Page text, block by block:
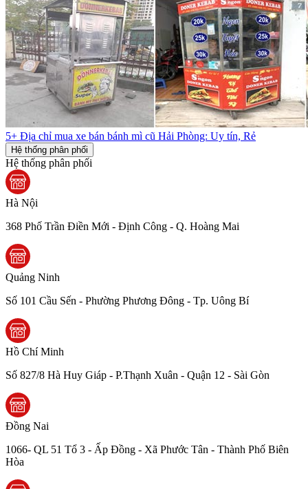
5+ Địa chỉ mua xe bán bánh mì cũ Hải Phòng: Uy tín, Rẻ
Hệ thống phân phối
Hệ thống phân phối
Hà Nội
368 Phố Trần Điền Mới - Định Công - Q. Hoàng Mai
Quảng Ninh
Số 101 Cầu Sến - Phường Phương Đông - Tp. Uông Bí
Hồ Chí Minh
Số 827/8 Hà Huy Giáp - P.Thạnh Xuân - Quận 12 - Sài Gòn
Đồng Nai
1066- QL 51 Tổ 3 - Ấp Đồng - Xã Phước Tân - Thành Phố Biên
Hòa